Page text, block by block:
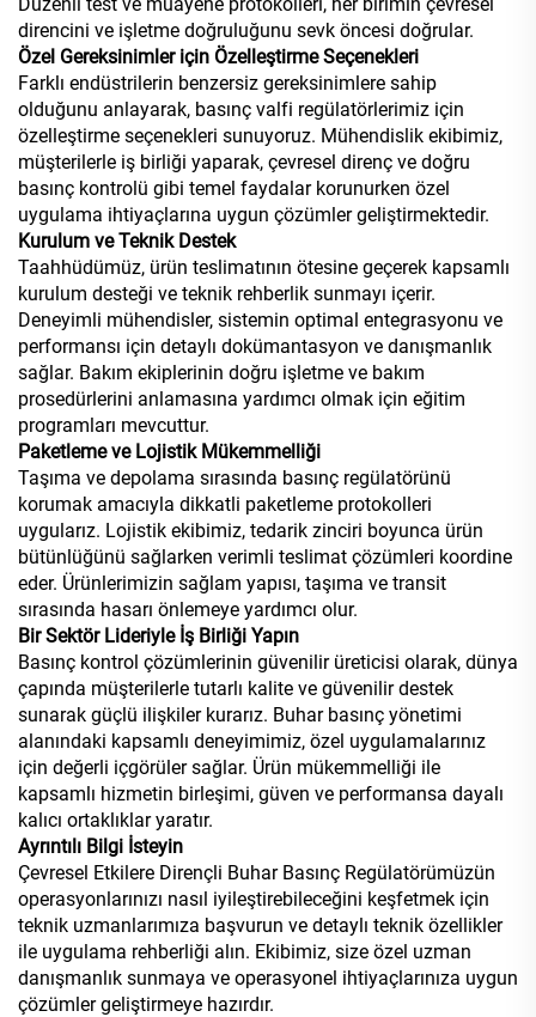
Düzenli test ve muayene protokolleri, her birimin çevresel
direncini ve işletme doğruluğunu sevk öncesi doğrular.
Özel Gereksinimler için Özelleştirme Seçenekleri
Farklı endüstrilerin benzersiz gereksinimlere sahip
olduğunu anlayarak, basınç valfi regülatörlerimiz için
özelleştirme seçenekleri sunuyoruz. Mühendislik ekibimiz,
müşterilerle iş birliği yaparak, çevresel direnç ve doğru
basınç kontrolü gibi temel faydalar korunurken özel
uygulama ihtiyaçlarına uygun çözümler geliştirmektedir.
Kurulum ve Teknik Destek
Taahhüdümüz, ürün teslimatının ötesine geçerek kapsamlı
kurulum desteği ve teknik rehberlik sunmayı içerir.
Deneyimli mühendisler, sistemin optimal entegrasyonu ve
performansı için detaylı dokümantasyon ve danışmanlık
sağlar. Bakım ekiplerinin doğru işletme ve bakım
prosedürlerini anlamasına yardımcı olmak için eğitim
programları mevcuttur.
Paketleme ve Lojistik Mükemmelliği
Taşıma ve depolama sırasında basınç regülatörünü
korumak amacıyla dikkatli paketleme protokolleri
uygularız. Lojistik ekibimiz, tedarik zinciri boyunca ürün
bütünlüğünü sağlarken verimli teslimat çözümleri koordine
eder. Ürünlerimizin sağlam yapısı, taşıma ve transit
sırasında hasarı önlemeye yardımcı olur.
Bir Sektör Lideriyle İş Birliği Yapın
Basınç kontrol çözümlerinin güvenilir üreticisi olarak, dünya
çapında müşterilerle tutarlı kalite ve güvenilir destek
sunarak güçlü ilişkiler kurarız. Buhar basınç yönetimi
alanındaki kapsamlı deneyimimiz, özel uygulamalarınız
için değerli içgörüler sağlar. Ürün mükemmelliği ile
kapsamlı hizmetin birleşimi, güven ve performansa dayalı
kalıcı ortaklıklar yaratır.
Ayrıntılı Bilgi İsteyin
Çevresel Etkilere Dirençli Buhar Basınç Regülatörümüzün
operasyonlarınızı nasıl iyileştirebileceğini keşfetmek için
teknik uzmanlarımıza başvurun ve detaylı teknik özellikler
ile uygulama rehberliği alın. Ekibimiz, size özel uzman
danışmanlık sunmaya ve operasyonel ihtiyaçlarınıza uygun
çözümler geliştirmeye hazırdır.